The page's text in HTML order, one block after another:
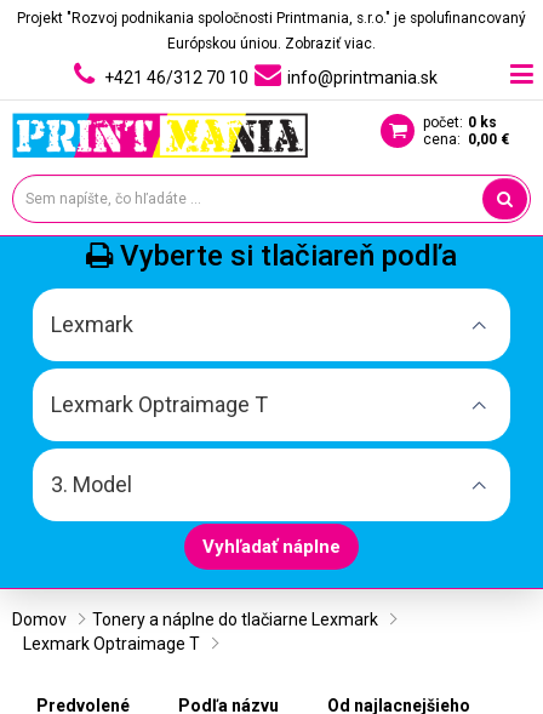
Projekt "Rozvoj podnikania spoločnosti Printmania, s.r.o." je spolufinancovaný
Európskou úniou. Zobraziť viac.
+421 46/312 70 10 info@printmania.sk
počet: 0 ks
cena: 0,00 €
Vyberte si tlačiareň podľa
Lexmark
Lexmark Optraimage T
3. Model
Vyhľadať náplne
Domov
Tonery a náplne do tlačiarne Lexmark
Lexmark Optraimage T
Predvolené Podľa názvu Od najlacnejšieho